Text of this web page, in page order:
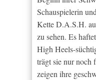
Schauspielerin
Kette D.A.S.H.
zu sehen. Es
High Heels-
trägt sie nur noch
zeigen ihre